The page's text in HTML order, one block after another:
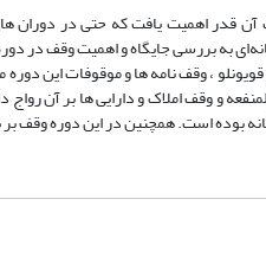
آن قدر اهمیت یافت که حتی در دوران
به بررسی جایگاه و اهمیت وقف در
، وقف نامه ها و موقوفات این
و وقف املاک و دارایی ها بر آن
بوده است. همچنین در این دوره وقف بر